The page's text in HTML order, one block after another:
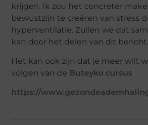
krijgen. Ik zou het concreter
bewustzijn te creëren van stress
hyperventilatie. Zullen we dat
kan door het delen van dit bericht.
Het kan ook zijn dat je meer wilt
volgen van de Buteyko cursus
https://